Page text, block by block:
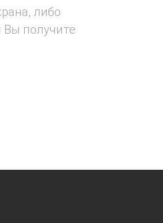
либо
получите